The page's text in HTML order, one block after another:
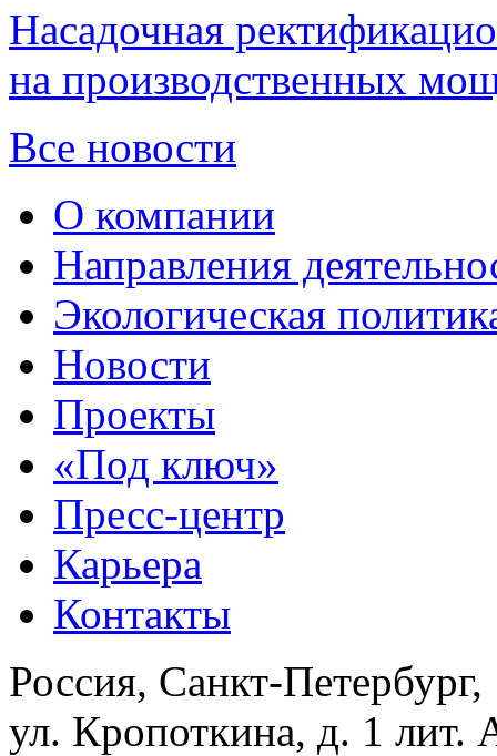
Насадочная
на производственных
Все новости
О компании
Направления
Экологическая
Новости
Проекты
«Под ключ»
Пресс-центр
Карьера
Контакты
Россия, Санкт-Петербург,
ул. Кропоткина, д. 1 лит.